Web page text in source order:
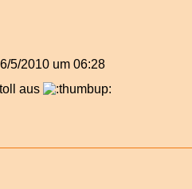
5/2010 um 06:28
aus